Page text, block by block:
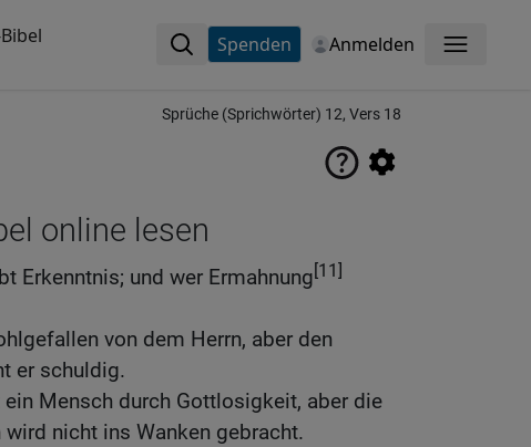
Spenden Anmelden Menü
Sprüche (Sprichwörter) 12, Vers 18
online lesen
Erkenntnis; und wer Ermahnung[11]
von dem Herrn, aber den
er schuldig.
ein Mensch durch Gottlosigkeit, aber die
wird nicht ins Wanken gebracht.